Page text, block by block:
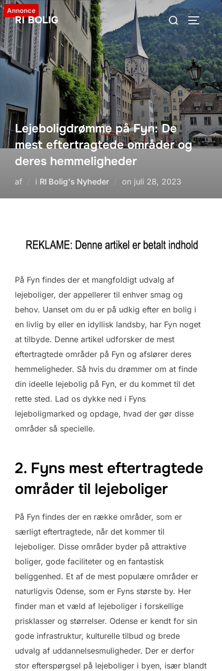
Videre
til
indhold
RI BOLIG
Søg
efter:
SLÅ
Annonce
Lejeboligdrømme på Fyn: De
mest eftertragtede områder og
deres hemmeligheder
af i RI Bolig's Nyheder on Udgivet
juli 28, 2023
På Fyn findes der et mangfoldigt udvalg af
lejeboliger, der appellerer til enhver smag og
behov. Uanset om du er på udkig efter en bolig i
en livlig by eller en idyllisk landsby, har Fyn noget
at tilbyde. Denne artikel udforsker de mest
eftertragtede områder på Fyn og afslører deres
hemmeligheder. Så hvis du drømmer om at finde
din ideelle lejebolig på Fyn, er du kommet til det
rette sted. Lad os dykke ned i Fyns
lejeboligmarked og opdage, hvad der gør disse
områder så specielle.
2. Fyns mest eftertragtede
områder til lejeboliger
På Fyn findes der en række områder, som er
særligt eftertragtede, når det kommer til
lejeboliger. Disse områder byder på attraktive
boliger, gode faciliteter og en fantastisk
beliggenhed. Et af de mest populære områder er
naturligvis Odense, som er Fyns største by. Her
finder man et væld af lejeboliger i forskellige
prisklasser og størrelser. Odense er kendt for sin
gode infrastruktur, kulturelle tilbud og brede
udvalg af uddannelsesmuligheder. Der er derfor
stor efterspørgsel på lejeboliger i byen, især blandt